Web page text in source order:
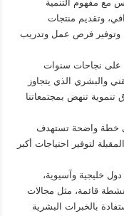
مع مفهوم التنمية
وتقديم منتجات
وتوفير فرص عمل وتدريب
على نجاحات سنوات
والبشري الذي يتجاوز
تنهض بمجتمعاتنا
خطة واضحة تستهدف
السنوات المقبلة لتوفير احتياجات أكبر
خليجية وآسيوية،
قائمة، مثل مجالات
بالخبرات البشرية